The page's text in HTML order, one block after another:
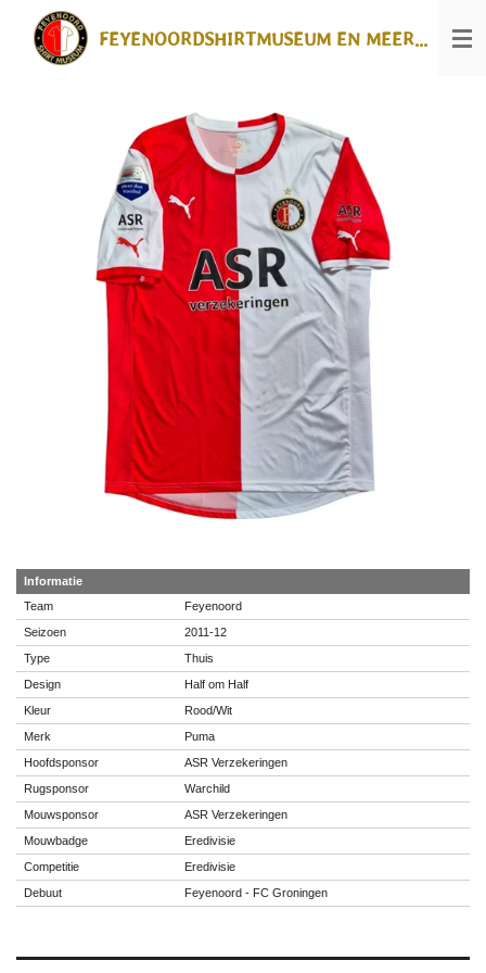
direct
FEYENOORDSHIRTMUSEUM EN MEER...
Informatie
Team
Feyenoord
Seizoen
2011-12
Type
Thuis
Design
Half om Half
Kleur
Rood/Wit
Merk
Puma
Hoofdsponsor
ASR Verzekeringen
Rugsponsor
Warchild
Mouwsponsor
ASR Verzekeringen
Mouwbadge
Eredivisie
Competitie
Eredivisie
Debuut
Feyenoord - FC Groningen